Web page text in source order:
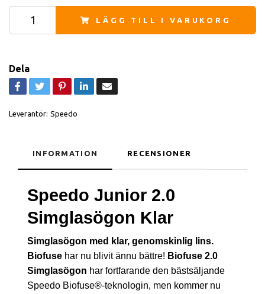
LÄGG TILL I VARUKORG
Dela
Leverantör: Speedo
INFORMATION RECENSIONER
Speedo Junior 2.0
Simglasögon Klar
Simglasögon med klar, genomskinlig lins.
Biofuse har nu blivit ännu bättre! Biofuse 2.0
Simglasögon har fortfarande den bästsäljande
Speedo Biofuse®-teknologin, men kommer nu